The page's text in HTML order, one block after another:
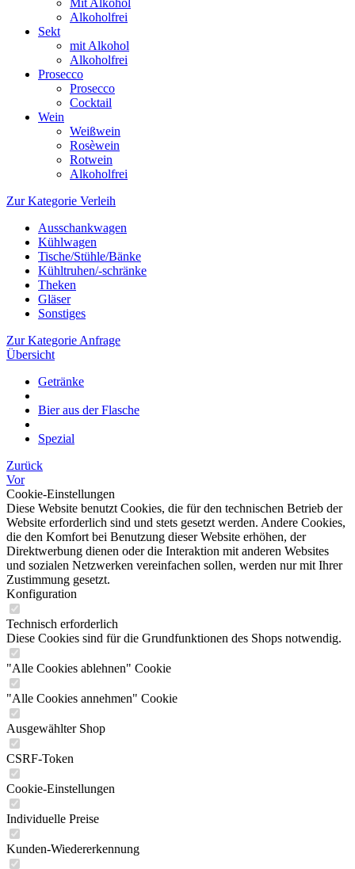
Mit Alkohol
Alkoholfrei
Sekt
mit Alkohol
Alkoholfrei
Prosecco
Prosecco
Cocktail
Wein
Weißwein
Rosèwein
Rotwein
Alkoholfrei
Zur Kategorie Verleih
Ausschankwagen
Kühlwagen
Tische/Stühle/Bänke
Kühltruhen/-schränke
Theken
Gläser
Sonstiges
Zur Kategorie Anfrage
Übersicht
Getränke
Bier aus der Flasche
Spezial
Zurück
Vor
Cookie-Einstellungen
Diese Website benutzt Cookies, die für den technischen Betrieb der
Website erforderlich sind und stets gesetzt werden. Andere Cookies,
die den Komfort bei Benutzung dieser Website erhöhen, der
Direktwerbung dienen oder die Interaktion mit anderen Websites
und sozialen Netzwerken vereinfachen sollen, werden nur mit Ihrer
Zustimmung gesetzt.
Konfiguration
Technisch erforderlich
Diese Cookies sind für die Grundfunktionen des Shops notwendig.
"Alle Cookies ablehnen" Cookie
"Alle Cookies annehmen" Cookie
Ausgewählter Shop
CSRF-Token
Cookie-Einstellungen
Individuelle Preise
Kunden-Wiedererkennung